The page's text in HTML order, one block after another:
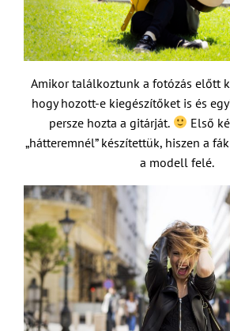
Amikor találkoztunk a fotózás előtt
hogy hozott-e kiegészítőket is és
persze hozta a gitárját.
Első
„hátteremnél” készítettük, hiszen a
a modell felé.